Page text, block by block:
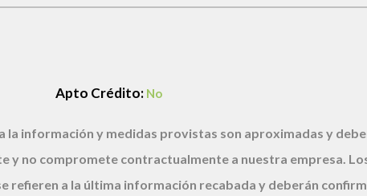
Apto Crédito: No
la información y medidas provistas son aproximadas y
y no compromete contractualmente a nuestra empresa.
refieren a la última información recabada y deberán